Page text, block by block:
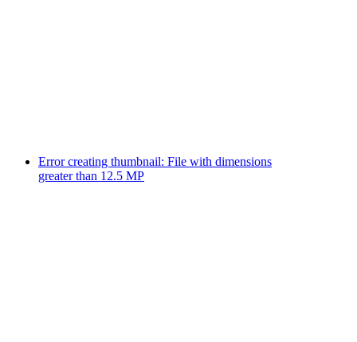
Error creating thumbnail: File with dimensions
greater than 12.5 MP